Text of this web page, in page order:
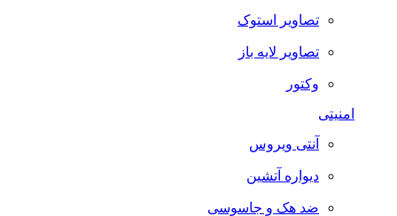
تصاویر استوک
تصاویر لایه باز
وکتور
امنیتی
آنتی ویروس
دیواره آتشین
ضد هک و جاسوسی